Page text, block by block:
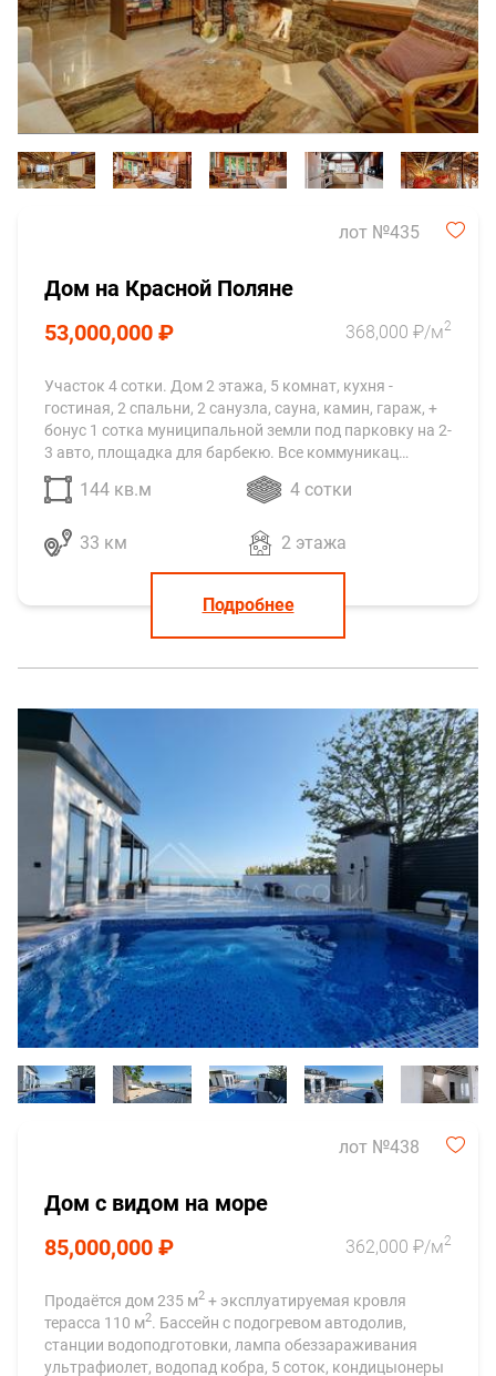
лот №435
Дом на Красной Поляне
53,000,000 ₽
368,000 ₽/м2
Участок 4 сотки. Дом 2 этажа, 5 комнат, кухня -
гостиная, 2 спальни, 2 санузла, сауна, камин, гараж, +
бонус 1 сотка муниципальной земли под парковку на 2-
3 авто, площадка для барбекю. Все коммуникац…
144 кв.м 4 сотки
33 км 2 этажа
Подробнее
лот №438
Дом с видом на море
85,000,000 ₽
362,000 ₽/м2
Продаётся дом 235 м2 + эксплуатируемая кровля
терасса 110 м2. Бассейн с подогревом автодолив,
станции водоподготовки, лампа обеззараживания
ультрафиолет, водопад кобра, 5 соток, кондицыонеры